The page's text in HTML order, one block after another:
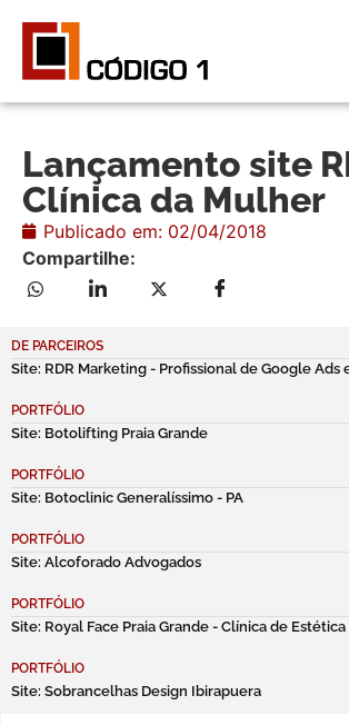
Lançamento site
Clínica da Mulher
Publicado em: 02/04/2018
Compartilhe:
DE PARCEIROS
Site: RDR Marketing - Profissional de Google Ads
PORTFÓLIO
Site: Botolifting Praia Grande
PORTFÓLIO
Site: Botoclinic Generalíssimo - PA
PORTFÓLIO
Site: Alcoforado Advogados
PORTFÓLIO
Site: Royal Face Praia Grande - Clínica de Estética
PORTFÓLIO
Site: Sobrancelhas Design Ibirapuera